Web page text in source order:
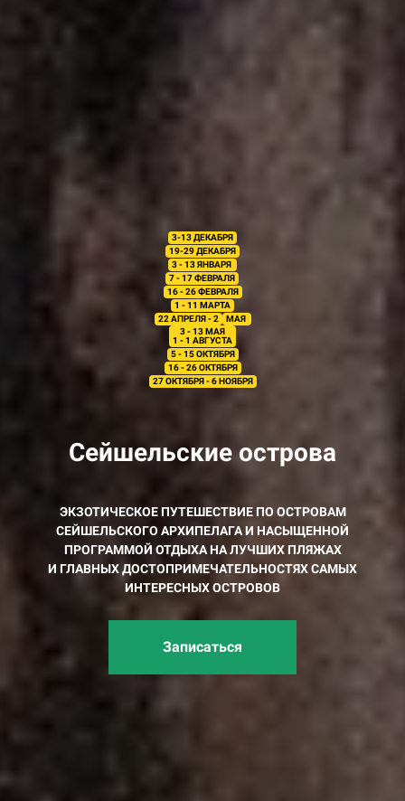
3-13 ДЕКАБРЯ
19-29 ДЕКАБРЯ
3 - 13 ЯНВАРЯ
7 - 17 ФЕВРАЛЯ
16 - 26 ФЕВРАЛЯ
1 - 11 МАРТА
22 АПРЕЛЯ - 2
МАЯ
3 - 13 МАЯ
1 - 1 АВГУСТА
5 - 15 ОКТЯБРЯ
16 - 26 ОКТЯБРЯ
27 ОКТЯБРЯ - 6 НОЯБРЯ
Сейшельские острова
ЭКЗОТИЧЕСКОЕ ПУТЕШЕСТВИЕ ПО ОСТРОВАМ
СЕЙШЕЛЬСКОГО АРХИПЕЛАГА И НАСЫЩЕННОЙ
ПРОГРАММОЙ ОТДЫХА НА ЛУЧШИХ ПЛЯЖАХ
И ГЛАВНЫХ ДОСТОПРИМЕЧАТЕЛЬНОСТЯХ САМЫХ
ИНТЕРЕСНЫХ ОСТРОВОВ
Записаться